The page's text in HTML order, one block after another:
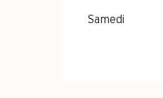
Samedi